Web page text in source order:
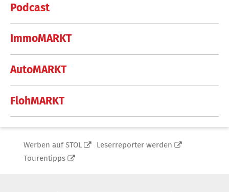
Podcast
ImmoMARKT
AutoMARKT
FlohMARKT
Werben auf STOL
Leserreporter werden
Tourentipps